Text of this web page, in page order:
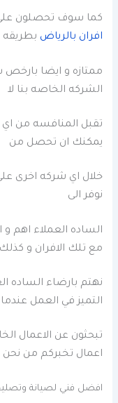
كما سوف تحصلون
افران بالرياض بطريقه
ممتازه و ايضا
الشركه الخاصه بنا لا
تقبل المنافسه من
يمكنك ان تحصل من
خلال اي شركه اخرى
نوفر الى
الساده العملاء اهم
مع تلك الافران و كذلك
نهتم بارضاء الساده
التميز في العمل عندما
تبحثون عن الاعمال
اعمال تخبركم من نحن
افضل فني لصيانة وتصليح